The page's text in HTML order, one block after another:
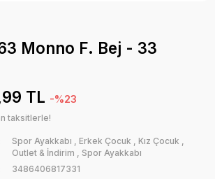
Monno F. Bej - 33
TL -%23
taksitlerle!
Spor Ayakkabı , Erkek Çocuk , Kız Çocuk ,
Outlet & İndirim , Spor Ayakkabı
3486406817331